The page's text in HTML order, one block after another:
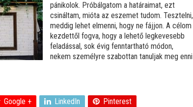
pánikolok. Próbálgatom a határaimat, ezt
csináltam, mióta az eszemet tudom. Tesztelni,
meddig lehet elmenni, hogy ne fájjon. A célom
kezdettől fogva, hogy a lehető legkevesebb
feladással, sok évig fenntartható módon,
nekem személyre szabottan tanuljak meg enni
Google + LinkedIn Pinterest